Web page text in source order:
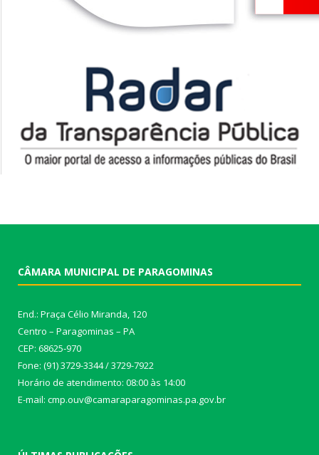
CÂMARA MUNICIPAL DE PARAGOMINAS
End.: Praça Célio Miranda, 120
Centro – Paragominas – PA
CEP: 68625-970
Fone: (91) 3729-3344 / 3729-7922
Horário de atendimento: 08:00 às 14:00
E-mail: cmp.ouv@camaraparagominas.pa.gov.br